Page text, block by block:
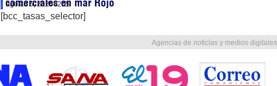
comerciales en mar Rojo
agosto 5, 202602:29
[bcc_tasas_selector]
Agencias de noticias y medios digitales